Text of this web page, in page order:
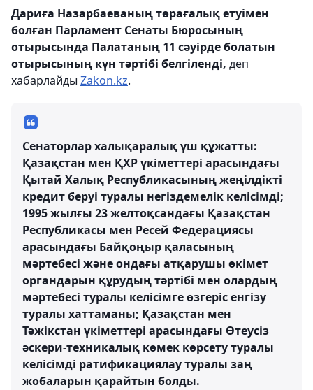
Дариға Назарбаеваның төрағалық етуімен
болған Парламент Сенаты Бюросының
отырысында Палатаның 11 сәуірде болатын
отырысының күн тәртібі белгіленді, деп
хабарлайды Zakon.kz.
Сенаторлар халықаралық үш құжатты:
Қазақстан мен ҚХР үкіметтері арасындағы
Қытай Халық Республикасының жеңілдікті
кредит беруі туралы негіздемелік келісімді;
1995 жылғы 23 желтоқсандағы Қазақстан
Республикасы мен Ресей Федерациясы
арасындағы Байқоңыр қаласының
мәртебесі және ондағы атқарушы өкімет
органдарын құрудың тәртібі мен олардың
мәртебесі туралы келісімге өзгеріс енгізу
туралы хаттаманы; Қазақстан мен
Тәжікстан үкіметтері арасындағы Өтеусіз
әскери-техникалық көмек көрсету туралы
келісімді ратификациялау туралы заң
жобаларын қарайтын болды.